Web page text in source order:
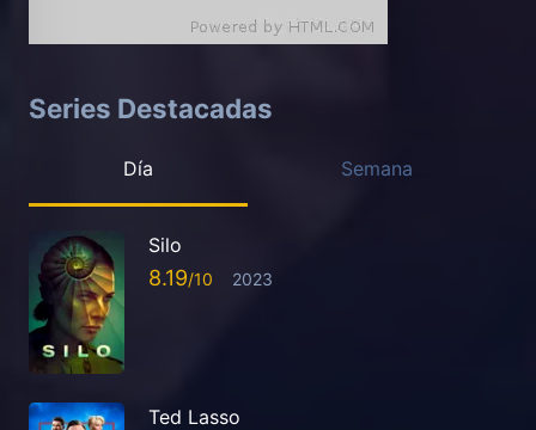
Series Destacadas
Día Semana
Silo
8.19 2023
Ted Lasso